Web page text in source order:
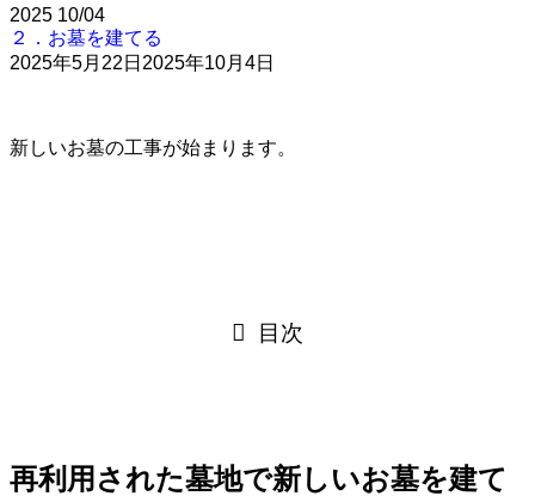
2025 10/04
２．お墓を建てる
2025年5月22日 2025年10月4日
新しいお墓の工事が始まります。
目次
再利用された墓地で新しいお墓を建て